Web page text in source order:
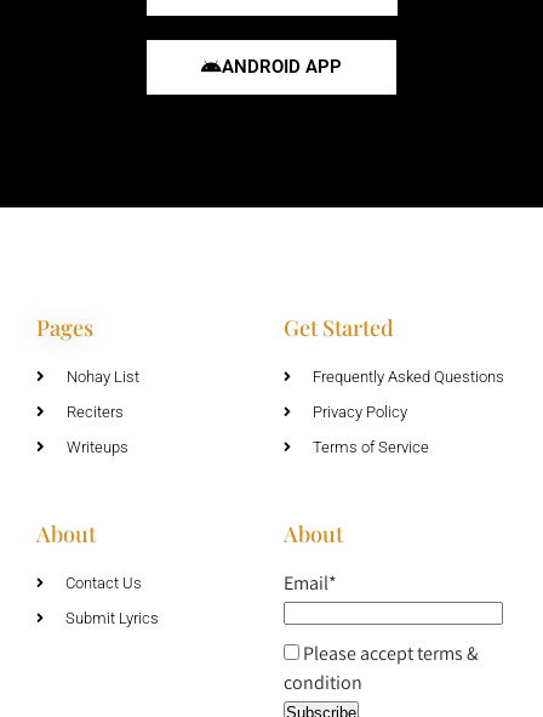
ANDROID APP
Pages
Nohay List
Reciters
Writeups
Get Started
Frequently Asked Questions
Privacy Policy
Terms of Service
About
Contact Us
Submit Lyrics
About
Email*
Please accept terms &
condition